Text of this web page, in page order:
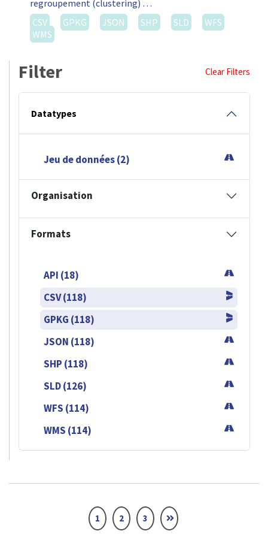
regroupement (clustering) …
CSV
GPKG JSON SHP SLD
WFS
WMS
Filter Clear Filters
Datatypes
Jeu de données (2)
Organisation
Formats
API (18)
CSV (118)
GPKG (118)
JSON (118)
SHP (118)
SLD (126)
WFS (114)
WMS (114)
1 2 3